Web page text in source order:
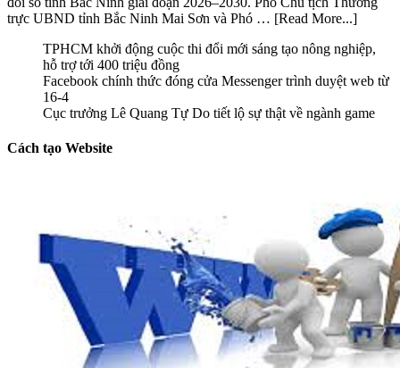
trực UBND tỉnh Bắc Ninh Mai Sơn và Phó … [Read More...]
TPHCM khởi động cuộc thi đổi mới sáng tạo nông nghiệp,
hỗ trợ tới 400 triệu đồng
Facebook chính thức đóng cửa Messenger trình duyệt web từ
16-4
Cục trưởng Lê Quang Tự Do tiết lộ sự thật về ngành game
Cách tạo Website